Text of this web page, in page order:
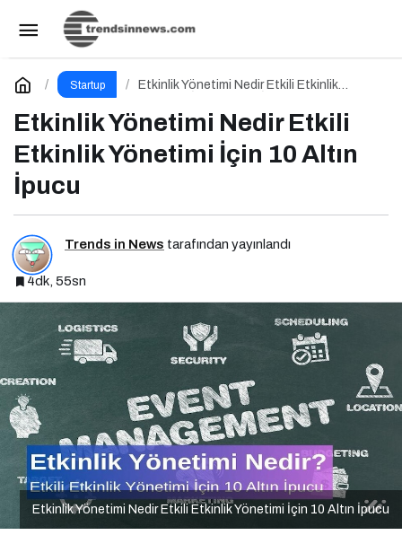
Startup
Etkinlik Yönetimi Nedir Etkili Etkinlik
Etkinlik Yönetimi Nedir Etkili
Etkinlik Yönetimi İçin 10 Altın
İpucu
Trends in News tarafından yayınlandı
4dk, 55sn
Etkinlik Yönetimi Nedir Etkili Etkinlik Yönetimi İçin 10 Altın İpucu
Kişisel Markalaşma Nedir Etkili Kişisel
Markalaşma için 10 Altın İpucu
Yorum Yap